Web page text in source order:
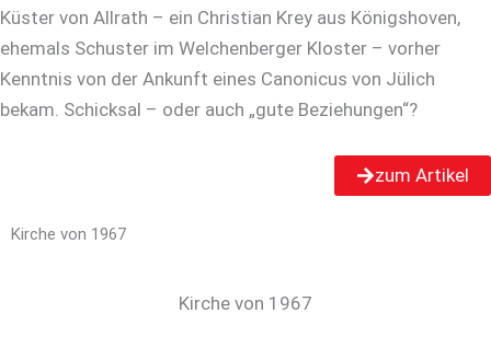
Küster von Allrath – ein Christian Krey aus Königshoven,
ehemals Schuster im Welchenberger Kloster – vorher
Kenntnis von der Ankunft eines Canonicus von Jülich
bekam. Schicksal – oder auch „gute Beziehungen“?
zum Artikel
Kirche von 1967
Kirche von 1967